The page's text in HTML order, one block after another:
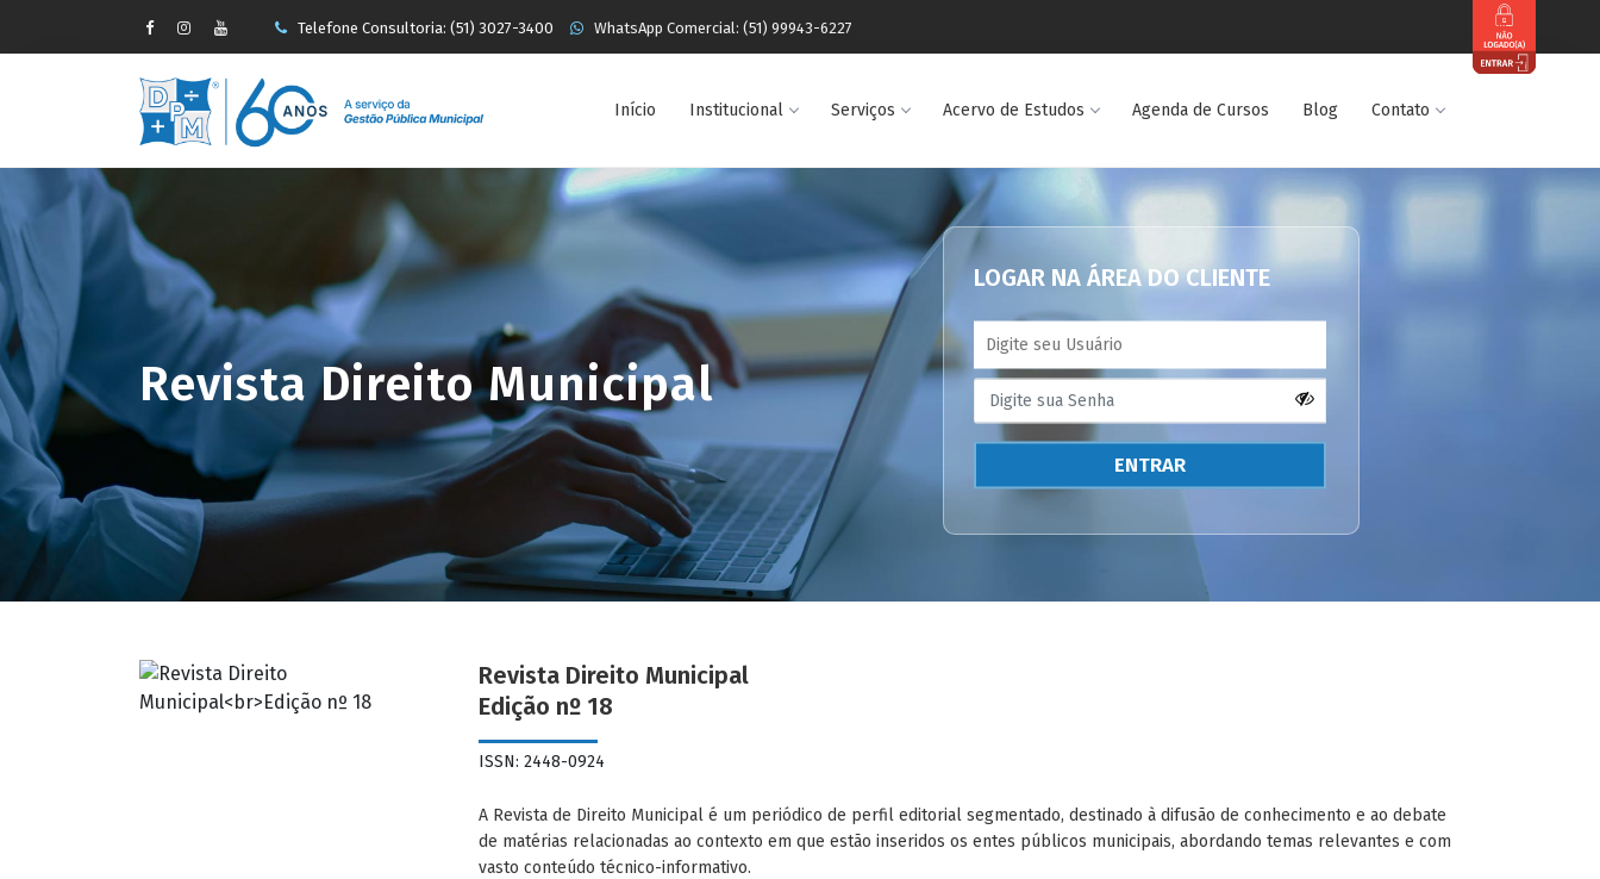
Telefone Consultoria: (51) 3027-3400 WhatsApp Comercial: (51) 99943-6227
Início Institucional Serviços Acervo de Estudos Agenda de Cursos Blog Contato
LOGAR NA ÁREA DO CLIENTE
ENTRAR
Revista Direito Municipal
Revista Direito Municipal
Edição nº 18
ISSN: 2448-0924
A Revista de Direito Municipal é um periódico de perfil editorial segmentado, destinado à difusão de conhecimento e ao debate
de matérias relacionadas ao contexto em que estão inseridos os entes públicos municipais, abordando temas relevantes e com
vasto conteúdo técnico-informativo.